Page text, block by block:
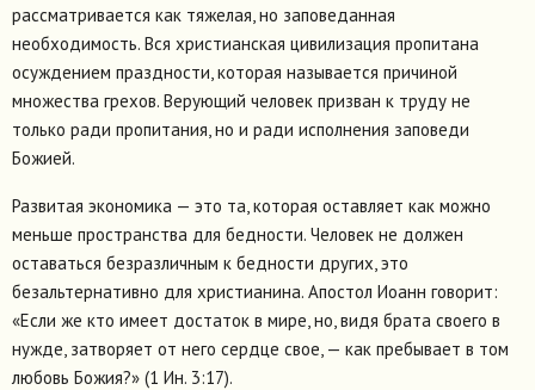
рассматривается как тяжелая, но заповеданная
необходимость. Вся христианская цивилизация пропитана
осуждением праздности, которая называется причиной
множества грехов. Верующий человек призван к труду не
только ради пропитания, но и ради исполнения заповеди
Божией.
Развитая экономика — это та, которая оставляет как можно
меньше пространства для бедности. Человек не должен
оставаться безразличным к бедности других, это
безальтернативно для христианина. Апостол Иоанн говорит:
«Если же кто имеет достаток в мире, но, видя брата своего в
нужде, затворяет от него сердце свое, — как пребывает в том
любовь Божия?» (1 Ин. 3:17).